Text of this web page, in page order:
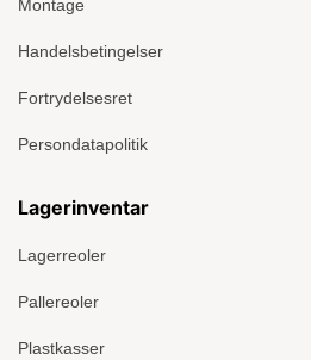
Montage
Handelsbetingelser
Fortrydelsesret
Persondatapolitik
Lagerinventar
Lagerreoler
Pallereoler
Plastkasser